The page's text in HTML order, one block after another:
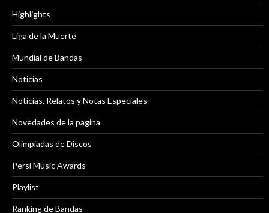
Highlights
Liga de la Muerte
Mundial de Bandas
Noticias
Noticias, Relatos y Notas Especiales
Novedades de la pagina
Olimpiadas de Discos
Persi Music Awards
Playlist
Ranking de Bandas